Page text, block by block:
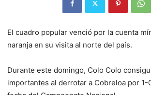
El cuadro popular venció por la cuenta
naranja en su visita al norte del país.
Durante este domingo, Colo Colo
importantes al derrotar a Cobreloa por 1-